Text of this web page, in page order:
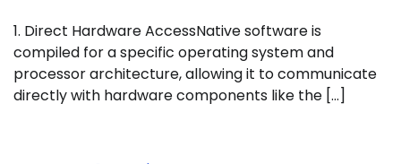
1. Direct Hardware AccessNative software is
compiled for a specific operating system and
processor architecture, allowing it to communicate
directly with hardware components like the […]